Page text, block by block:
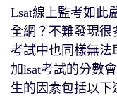
Lsat線上監考如此
全網？不難發現很
考試中也同樣無法
加lsat考試的分數
生的因素包括以下